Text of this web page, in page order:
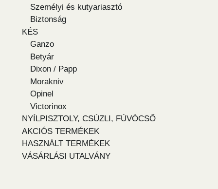
Személyi és kutyariasztó
Biztonság
KÉS
Ganzo
Betyár
Dixon / Papp
Morakniv
Opinel
Victorinox
NYÍLPISZTOLY, CSÚZLI, FÚVÓCSŐ
AKCIÓS TERMÉKEK
HASZNÁLT TERMÉKEK
VÁSÁRLÁSI UTALVÁNY